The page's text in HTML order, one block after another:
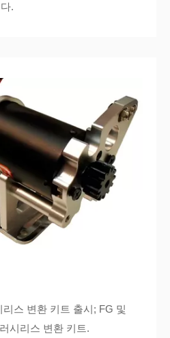
.
스 변환 키트 출시; FG 및
시리스 변환 키트.